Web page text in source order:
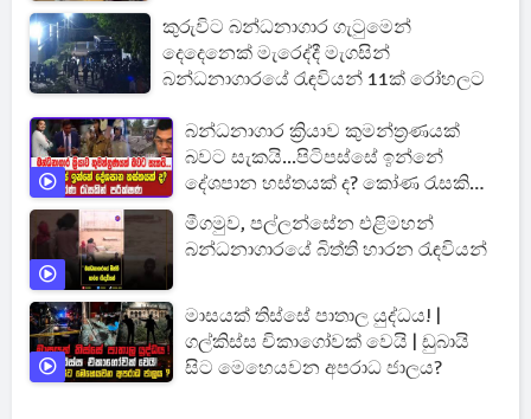
කුරුවිට බන්ධනාගාර ගැටුමෙන්
දෙදෙනෙක් මැරෙද්දී මැගසින්
බන්ධනාගාරයේ රැඳවියන් 11ක් රෝහලට
බන්ධනාගාර ක්‍රියාව කුමන්ත්‍රණයක්
බවට සැකයි...පිටිපස්සේ ඉන්නේ
දේශපාන හස්තයක් ද? කෝණ රැසකින්
පරීක්ෂණ
මීගමුව, පල්ලන්සේන එළිමහන්
බන්ධනාගාරයේ බිත්ති හාරන රැඳවියන්
මාසයක් තිස්සේ පාතාල යුද්ධය! |
ගල්කිස්ස චිකාගෝවක් වෙයි | ඩුබායි
සිට මෙහෙයවන අපරාධ ජාලය?